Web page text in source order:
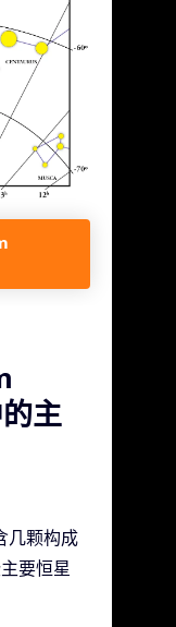
主
几颗构成
要恒星